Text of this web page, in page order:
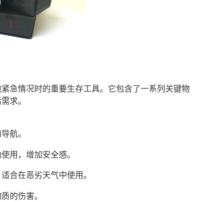
急情况时的重要生存工具。它包含了一系列关键物
求。
航。
用，增加安全感。
合在恶劣天气中使用。
的伤害。